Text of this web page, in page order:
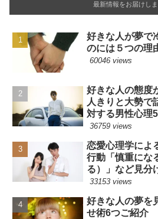
最新情報をお届けしま
好きな人が夢で
のには５つの理
60046 views
好きな人の態度
人きりと大勢で
対する男性心理
36759 views
恋愛心理学によ
行動「慎重にな
る）」など見分
33153 views
好きな人の夢を
せ術6つご紹介